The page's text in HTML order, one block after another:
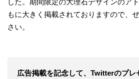
した。期間限定の大理石デザインのア
もに大きく掲載されておりますので、
さい。
広告掲載を記念して、Twitterのプレ